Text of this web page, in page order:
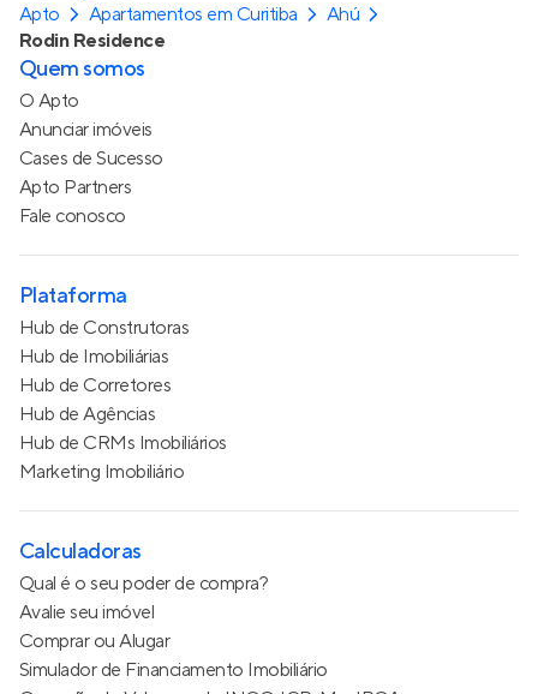
Apto Apartamentos em Curitiba
Ahú
Rodin Residence
Quem somos
O Apto
Anunciar imóveis
Cases de Sucesso
Apto Partners
Fale conosco
Plataforma
Hub de Construtoras
Hub de Imobiliárias
Hub de Corretores
Hub de Agências
Hub de CRMs Imobiliários
Marketing Imobiliário
Calculadoras
Qual é o seu poder de compra?
Avalie seu imóvel
Comprar ou Alugar
Simulador de Financiamento Imobiliário